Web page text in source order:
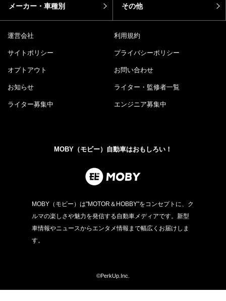
メーカー・車種別 その他
運営会社 利用規約
サイトポリシー プライバシーポリシー
オプトアウト お問い合わせ
お知らせ ライター・監修者一覧
ライター募集中 エンジニア募集中
MOBY（モビー）自動車はおもしろい！
MOBY（モビー）は"MOTOR＆HOBBY"をコンセプトに、ク
ルマの楽しさや魅力を発信する自動車メディアです。新型
車情報やニュースからエンタメ情報まで幅広くお届けしま
す。
©PerkUp.Inc.